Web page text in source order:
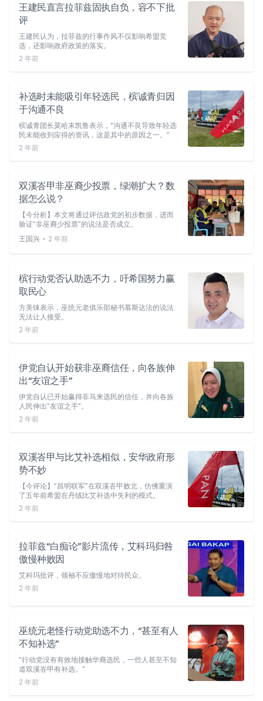
王建民直言拉菲兹固执自负，容不下批
评
王建民认为，拉菲兹的行事作风不仅影响希盟竞
选，还影响政府政策的落实。
2 年前
补选时未能吸引年轻选民，槟诚青归因
于沟通不良
槟诚青团长莫哈末凯鲁表示，“沟通不良导致年轻选
民未能收到应得的资讯，这是其中的原因之一。”
2 年前
双溪峇甲非巫裔少投票，绿潮扩大？数
据怎么说？
【今分析】本文将通过评估政党的初步数据，进而
验证“非巫裔少投票”的说法是否成立。
王国兴 ⋅ 2 年前
槟行动党否认助选不力，吁希国努力赢
取民心
方美铼表示，巫统元老俱乐部秘书慕斯达法的说法
无法让人接受。
2 年前
伊党自认开始获非巫裔信任，向各族伸
出“友谊之手”
伊党自认已开始赢得非马来选民的信任，并向各族
人民伸出“友谊之手”。
2 年前
双溪峇甲与比艾补选相似，安华政府形
势不妙
【今评论】“昌明联军”在双溪峇甲败北，仿佛重演
了五年前希盟在丹绒比艾补选中失利的模式。
2 年前
拉菲兹“白痴论”影片流传，艾科玛归咎
傲慢种败因
艾科玛批评，领袖不应傲慢地对待民众。
2 年前
巫统元老怪行动党助选不力，“甚至有人
不知补选”
“行动党没有有效地接触华裔选民，一些人甚至不知
道双溪峇甲有补选。”
2 年前